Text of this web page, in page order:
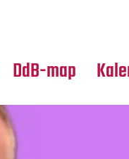
DdB-map